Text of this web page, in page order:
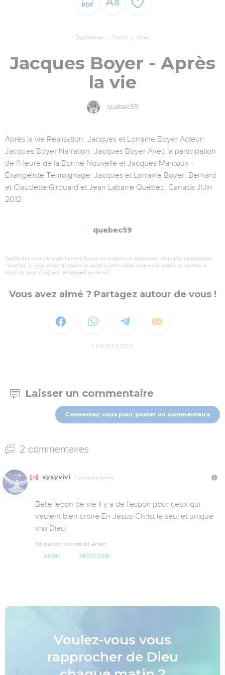
TopChrétien TopTV Vidéo
Jacques Boyer - Après
la vie
quebec59
Après la vie Réalisation: Jacques et Lorraine Boyer Acteur:
Jacques Boyer Narration: Jacques Boyer Avec la participation
de l'Heure de la Bonne Nouvelle et Jacques Marcoux -
Évangéliste Témoignage: Jacques et Lorraine Boyer, Bernard
et Claudette Girouard et Jean Labarre Québec, Canada JUin
2012
quebec59
TopChrétien est une plate-forme diffuseur de contenu de partenaires de qualité sélectionnés.
Toutefois, si vous veniez à trouver un contenu vidéo illicite ou avec un problème technique,
merci de nous le signaler en cliquant sur ce lien.
Vous avez aimé ? Partagez autour de vous !
1 PARTAGES
Laisser un commentaire
Connectez-vous pour poster un commentaire
2 commentaires
sysyvivi Il y a 13 ans, 5 mois
Belle leçon de vie il y a de l`espoir pour ceux qui
veulent bien croire.En Jésus-Christ le seul et unique
vrai Dieu.
56 personnes ont dit Amen
AMEN RÉPONDRE
Voulez-vous vous
rapprocher de Dieu